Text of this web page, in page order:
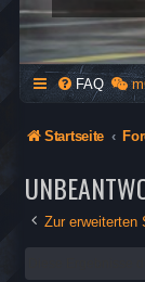
FAQ
Startseite
Zur erweiterten